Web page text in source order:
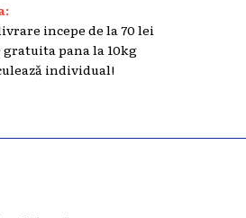
incepe de la 70 lei
gratuita pana la 10kg
individual!